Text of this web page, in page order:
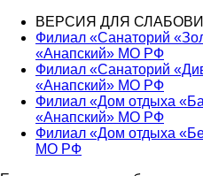
ВЕРСИЯ ДЛЯ
Филиал «Санаторий
«Анапский» МО РФ
Филиал «Санаторий
«Анапский» МО РФ
Филиал «Дом отдыха
«Анапский» МО РФ
Филиал «Дом отдыха
МО РФ